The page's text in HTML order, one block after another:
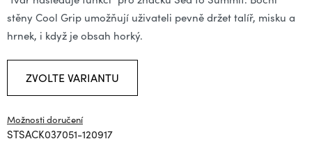
stěny Cool Grip umožňují uživateli pevně držet talíř, misku a
hrnek, i když je obsah horký.
ZVOLTE VARIANTU
Možnosti doručení
STSACK037051-120917